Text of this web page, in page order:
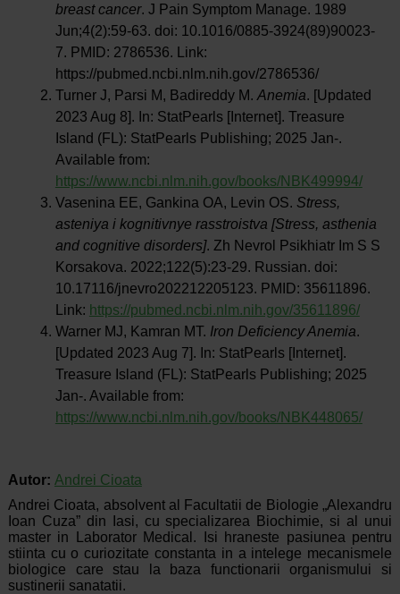
breast cancer. J Pain Symptom Manage. 1989
Jun;4(2):59-63. doi: 10.1016/0885-3924(89)90023-
7. PMID: 2786536. Link:
https://pubmed.ncbi.nlm.nih.gov/2786536/
Turner J, Parsi M, Badireddy M. Anemia. [Updated
2023 Aug 8]. In: StatPearls [Internet]. Treasure
Island (FL): StatPearls Publishing; 2025 Jan-.
Available from:
https://www.ncbi.nlm.nih.gov/books/NBK499994/
Vasenina EE, Gankina OA, Levin OS. Stress,
asteniya i kognitivnye rasstroistva [Stress, asthenia
and cognitive disorders]. Zh Nevrol Psikhiatr Im S S
Korsakova. 2022;122(5):23-29. Russian. doi:
10.17116/jnevro202212205123. PMID: 35611896.
Link: https://pubmed.ncbi.nlm.nih.gov/35611896/
Warner MJ, Kamran MT. Iron Deficiency Anemia.
[Updated 2023 Aug 7]. In: StatPearls [Internet].
Treasure Island (FL): StatPearls Publishing; 2025
Jan-. Available from:
https://www.ncbi.nlm.nih.gov/books/NBK448065/
Autor: Andrei Cioata
Andrei Cioata, absolvent al Facultatii de Biologie „Alexandru
Ioan Cuza” din Iasi, cu specializarea Biochimie, si al unui
master in Laborator Medical. Isi hraneste pasiunea pentru
stiinta cu o curiozitate constanta in a intelege mecanismele
biologice care stau la baza functionarii organismului si
sustinerii sanatatii.